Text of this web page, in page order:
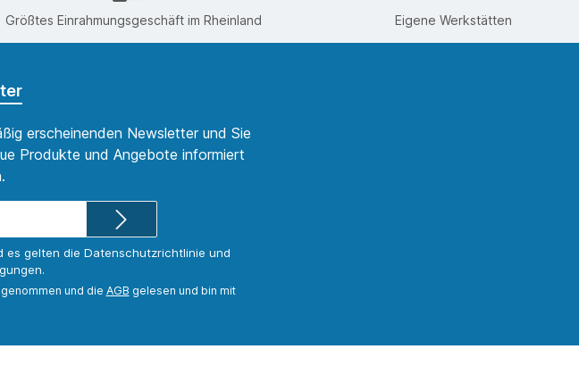
Größtes Einrahmungsgeschäft im Rheinland Eigene Werkstätten
erscheinenden Newsletter und Sie
Produkte und Angebote informiert
es gelten die Datenschutzrichtlinie und
.
und die AGB gelesen und bin mit